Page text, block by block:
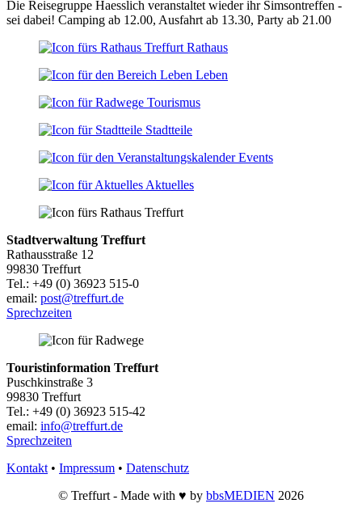
Die Reisegruppe Haesslich veranstaltet wieder ihr Simsontreffen -
sei dabei! Camping ab 12.00, Ausfahrt ab 13.30, Party ab 21.00
Rathaus
Leben
Tourismus
Stadtteile
Events
Aktuelles
Stadtverwaltung Treffurt
Rathausstraße 12
99830 Treffurt
Tel.: +49 (0) 36923 515-0
email: post@treffurt.de
Sprechzeiten
Touristinformation Treffurt
Puschkinstraße 3
99830 Treffurt
Tel.: +49 (0) 36923 515-42
email: info@treffurt.de
Sprechzeiten
Kontakt • Impressum • Datenschutz
© Treffurt - Made with ♥ by bbsMEDIEN 2026